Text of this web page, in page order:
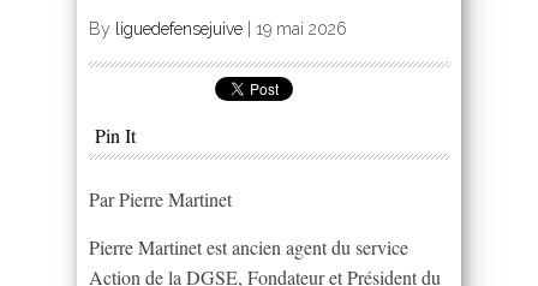
By liguedefensejuive 19 mai 2026
Pin It
Par Pierre Martinet
Pierre Martinet est ancien agent du service
Action de la DGSE, Fondateur et Président du